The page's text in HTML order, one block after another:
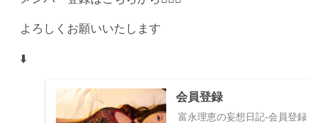
よろしくお願いいたします
⬇️
会員登録
富永理恵の妄想日記-会員登録